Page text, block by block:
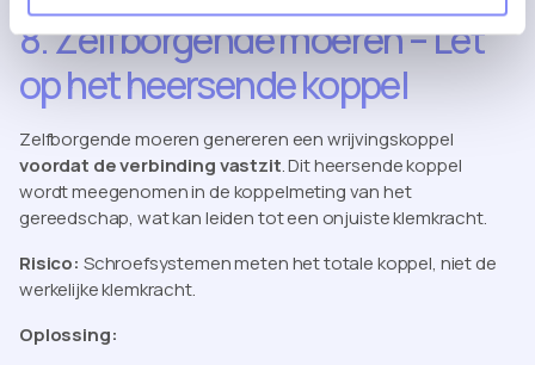
8. Zelfborgende moeren – Let
op het heersende koppel
Zelfborgende moeren genereren een wrijvingskoppel
voordat de verbinding vastzit. Dit heersende koppel
wordt meegenomen in de koppelmeting van het
gereedschap, wat kan leiden tot een onjuiste klemkracht.
Risico: Schroefsystemen meten het totale koppel, niet de
werkelijke klemkracht.
Oplossing: